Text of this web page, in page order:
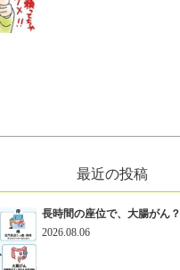
最近の投稿
長時間の座位で、大腸がん？
2026.08.06